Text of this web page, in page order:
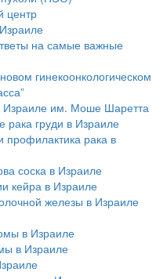
центр
на самые важные
гинекоонкологическом
Израиле им. Моше Шаретта
рака груди в Израиле
профилактика рака в
соска в Израиле
кейра в Израиле
железы в Израиле
в Израиле
в Израиле